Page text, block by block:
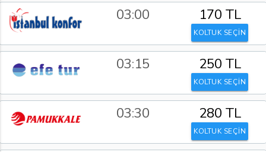
03:00 170 TL
KOLTUK SEÇİN
03:15 250 TL
KOLTUK SEÇİN
03:30 280 TL
KOLTUK SEÇİN